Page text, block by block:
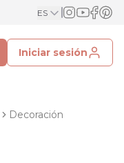
ES
Iniciar sesión
Decoración